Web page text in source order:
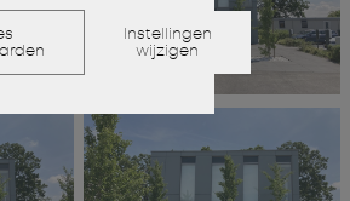
Instellingen
wijzigen